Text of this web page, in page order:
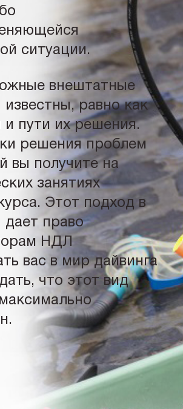
ситуации.
внештатные
известны, равно как
и пути их решения.
решения проблем
вы получите на
занятиях
Этот подход в
дает право
НДЛ
вас в мир дайвинга
что этот вид